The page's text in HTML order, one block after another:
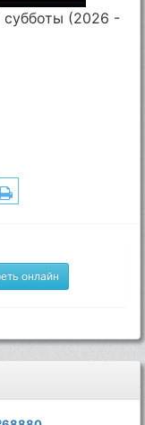
субботы (2026 -
онлайн